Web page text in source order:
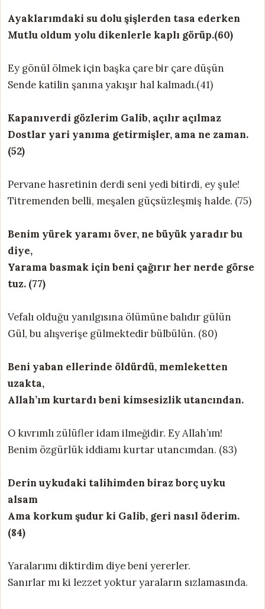
Ayaklarımdaki su dolu şişlerden tasa ederken
Mutlu oldum yolu dikenlerle kaplı görüp.(60)
Ey gönül ölmek için başka çare bir çare düşün
Sende katilin şanına yakışır hal kalmadı.(41)
Kapanıverdi gözlerim Galib, açılır açılmaz
Dostlar yari yanıma getirmişler, ama ne zaman.
(52)
Pervane hasretinin derdi seni yedi bitirdi, ey şule!
Titremenden belli, meşalen güçsüzleşmiş halde. (75)
Benim yürek yaramı över, ne büyük yaradır bu
diye,
Yarama basmak için beni çağırır her nerde görse
tuz. (77)
Vefalı olduğu yanılgısına ölümüne balıdır gülün
Gül, bu alışverişe gülmektedir bülbülün. (80)
Beni yaban ellerinde öldürdü, memleketten
uzakta,
Allah’ım kurtardı beni kimsesizlik utancından.
O kıvrımlı zülüfler idam ilmeğidir. Ey Allah’ım!
Benim özgürlük iddiamı kurtar utancımdan. (83)
Derin uykudaki talihimden biraz borç uyku
alsam
Ama korkum şudur ki Galib, geri nasıl öderim.
(84)
Yaralarımı diktirdim diye beni yererler.
Sanırlar mı ki lezzet yoktur yaraların sızlamasında.